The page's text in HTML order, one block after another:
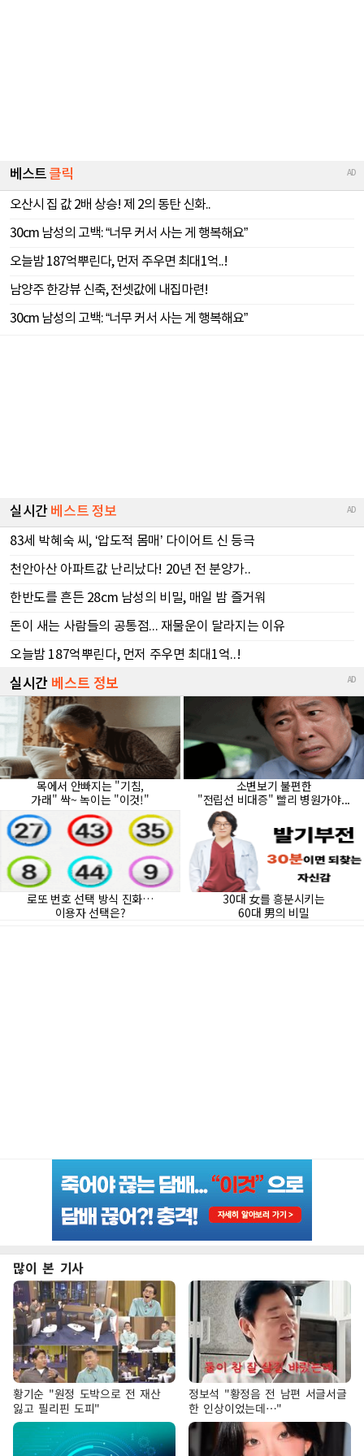
많이 본 기사
황기순 "원정 도박으로 전 재산
잃고 필리핀 도피"
정보석 "황정음 전 남편 서글서글
한 인상이었는데…"